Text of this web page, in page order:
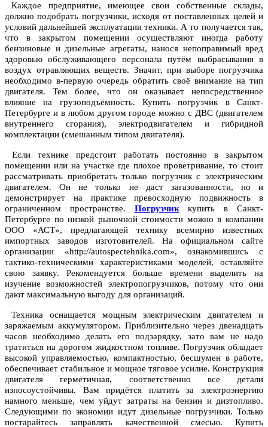
Каждое предприятие, имеющее свои собственные склады,
должно подобрать погрузчики, исходя от поставленных целей и
условий дальнейшей эксплуатации техники. А то получается так,
что в закрытом помещении осуществляют иногда работу
бензиновые и дизельные агрегаты, нанося непоправимый вред
здоровью обслуживающего персонала путём выбрасывания в
воздух отравляющих веществ. Значит, при выборе погрузчика
необходимо в-первую очередь обратить своё внимание на тип
двигателя. Тем более, что он оказывает непосредственное
влияние на грузоподъёмность. Купить погрузчик в Санкт-
Петербурге и в любом другом городе можно с ДВС (двигателем
внутреннего сгорания), электродвигателем и гибридной
комплектации (смешанным типом двигателя).
Если технике предстоит работать постоянно в закрытом
помещении или на участке где плохое проветривание, то стоит
рассматривать приобретать только погрузчик с электрическим
двигателем. Он не только не даст загазованности, но и
демонстрирует на практике превосходную подвижность в
ограниченном пространстве. Погрузчиккупить в Санкт-
Петербурге по низкой рыночной стоимости можно в компании
ООО «АСТ», предлагающей технику всемирно известных
импортных заводов изготовителей. На официальном сайте
организации «http://autospectehnika.com», ознакомившись с
тактико-техническими характеристиками моделей, оставляйте
свою заявку. Рекомендуется больше времени выделить на
изучение возможностей электропогрузчиков, потому что они
дают максимальную выгоду для организаций.
Техника оснащается мощным электрическим двигателем и
заряжаемым аккумулятором. Приблизительно через двенадцать
часов необходимо делать его подзарядку, зато вам не надо
тратиться на дорогом жидкостном топливе. Погрузчик обладает
высокой управляемостью, компактностью, бесшумен в работе,
обеспечивает стабильное и мощное тяговое усилие. Конструкция
двигателя герметичная, соответственно все детали
износоустойчивы. Вам придётся платить за электроэнергию
намного меньше, чем уйдут затраты на бензин и дизтопливо.
Следующими по экономии идут дизельные погрузчики. Только
постарайтесь заправлять качественной смесью. Купить